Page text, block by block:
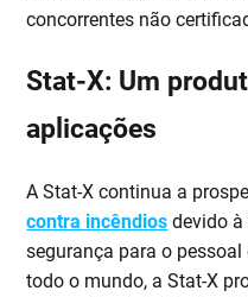
concorrentes não
Stat-X: Um
aplicações
A Stat-X continua a
contra incêndios devido
segurança para o
todo o mundo, a Stat-X